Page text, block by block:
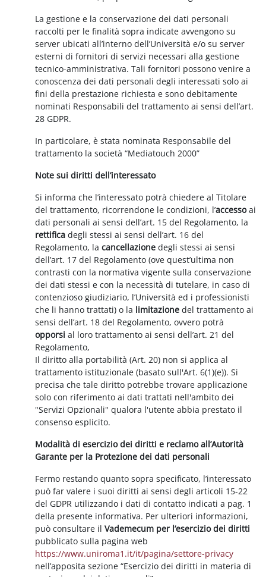
La gestione e la conservazione dei dati personali
raccolti per le finalità sopra indicate avvengono su
server ubicati all’interno dell’Università e/o su server
esterni di fornitori di servizi necessari alla gestione
tecnico-amministrativa. Tali fornitori possono venire a
conoscenza dei dati personali degli interessati solo ai
fini della prestazione richiesta e sono debitamente
nominati Responsabili del trattamento ai sensi dell’art.
28 GDPR.
In particolare, è stata nominata Responsabile del
trattamento la società “Mediatouch 2000”
Note sui diritti dell’interessato
Si informa che l’interessato potrà chiedere al Titolare
del trattamento, ricorrendone le condizioni, l’accessoai
dati personali ai sensi dell’art. 15 del Regolamento, la
rettificadegli stessi ai sensi dell’art. 16 del
Regolamento, lacancellazione degli stessi ai sensi
dell’art. 17 del Regolamento (ove quest’ultima non
contrasti con la normativa vigente sulla conservazione
dei dati stessi e con la necessità di tutelare, in caso di
contenzioso giudiziario, l’Università ed i professionisti
che li hanno trattati) o la limitazione del trattamento ai
sensi dell’art. 18 del Regolamento, ovvero potrà
opporsi al loro trattamento ai sensi dell’art. 21 del
Regolamento,
Il diritto alla portabilità (Art. 20) non si applica al
trattamento istituzionale (basato sull'Art. 6(1)(e)). Si
precisa che tale diritto potrebbe trovare applicazione
solo con riferimento ai dati trattati nell'ambito dei
"Servizi Opzionali" qualora l'utente abbia prestato il
consenso esplicito.
Modalità di esercizio dei diritti e reclamo all’Autorità
Garante per la Protezione dei dati personali
Fermo restando quanto sopra specificato, l’interessato
può far valere i suoi diritti ai sensi degli articoli 15-22
del GDPR utilizzando i dati di contatto indicati a pag. 1
della presente informativa. Per ulteriori informazioni,
può consultare ilVademecum per l’esercizio dei diritti
pubblicato sulla pagina web
https://www.uniroma1.it/it/pagina/settore-privacy
nell’apposita sezione “Esercizio dei diritti in materia di